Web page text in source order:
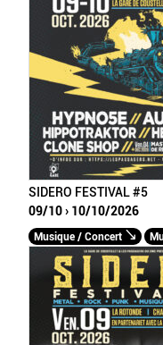
SIDERO FESTIVAL #5
09/10 › 10/10/2026
Musique / Concert